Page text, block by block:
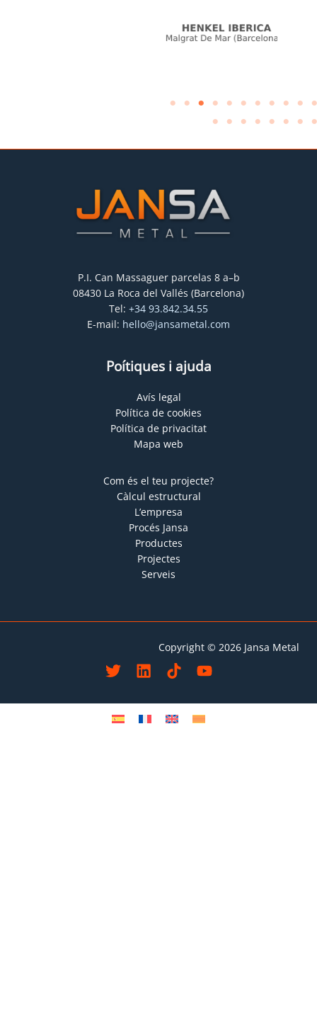
P.I. Can Massaguer parcelas 8 a–b
08430 La Roca del Vallés (Barcelona)
Tel: +34 93.842.34.55
E-mail: hello@jansametal.com
Poítiques i ajuda
Avís legal
Política de cookies
Política de privacitat
Mapa web
Com és el teu projecte?
Càlcul estructural
L’empresa
Procés Jansa
Productes
Projectes
Serveis
Copyright © 2026 Jansa Metal